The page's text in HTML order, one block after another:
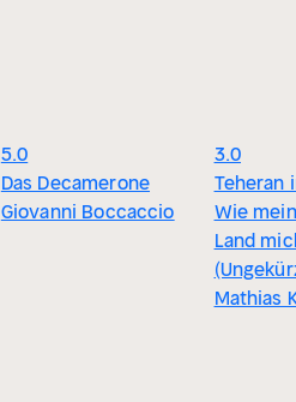
5.0
Das Decamerone
Giovanni Boccaccio
3.0
Teheran
Wie
Land
Mathias